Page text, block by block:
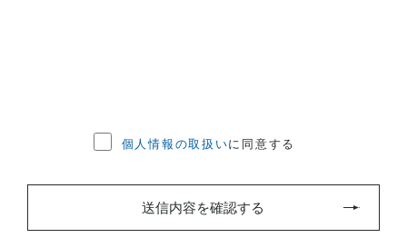
個人情報の取扱いに同意する
送信内容を確認する